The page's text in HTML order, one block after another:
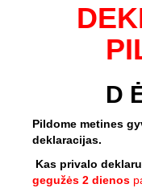
D
Pildome metines
deklaracijas.
Kas privalo
gegužės 2 dienos